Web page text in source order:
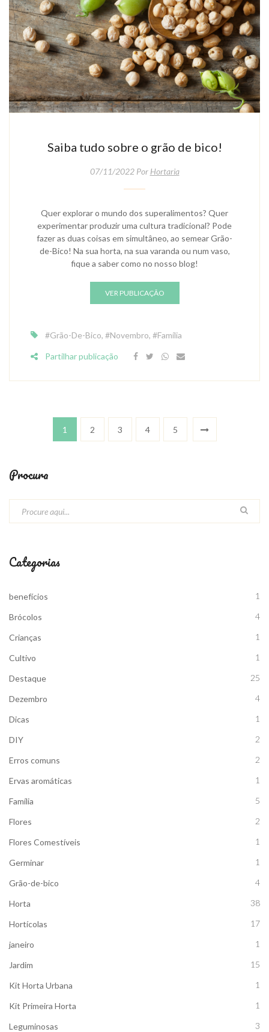
Saiba tudo sobre o grão de bico!
07/11/2022 Por Hortaria
Quer explorar o mundo dos superalimentos? Quer
experimentar produzir uma cultura tradicional? Pode
fazer as duas coisas em simultâneo, ao semear Grão-
de-Bico! Na sua horta, na sua varanda ou num vaso,
fique a saber como no nosso blog!
VER PUBLICAÇÃO
#Grão-De-Bico, #Novembro, #Família
Partilhar publicação
1 2 3 4 5
Procura
Categorias
benefícios 1
Brócolos 4
Crianças 1
Cultivo 1
Destaque 25
Dezembro 4
Dicas 1
DIY 2
Erros comuns 2
Ervas aromáticas 1
Família 5
Flores 2
Flores Comestíveis 1
Germinar 1
Grão-de-bico 4
Horta 38
Hortícolas 17
janeiro 1
Jardim 15
Kit Horta Urbana 1
Kit Primeira Horta 1
Leguminosas 3